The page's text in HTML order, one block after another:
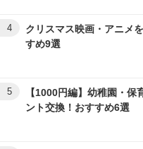
4
クリスマス映画・アニメ
すめ9選
5
【1000円編】幼稚園・
ント交換！おすすめ6選